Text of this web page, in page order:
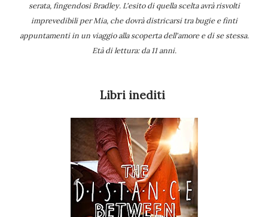
serata, fingendosi Bradley. L'esito di quella scelta avrà risvolti
imprevedibili per Mia, che dovrà districarsi tra bugie e finti
appuntamenti in un viaggio alla scoperta dell'amore e di se stessa.
Età di lettura: da 11 anni.
Libri inediti